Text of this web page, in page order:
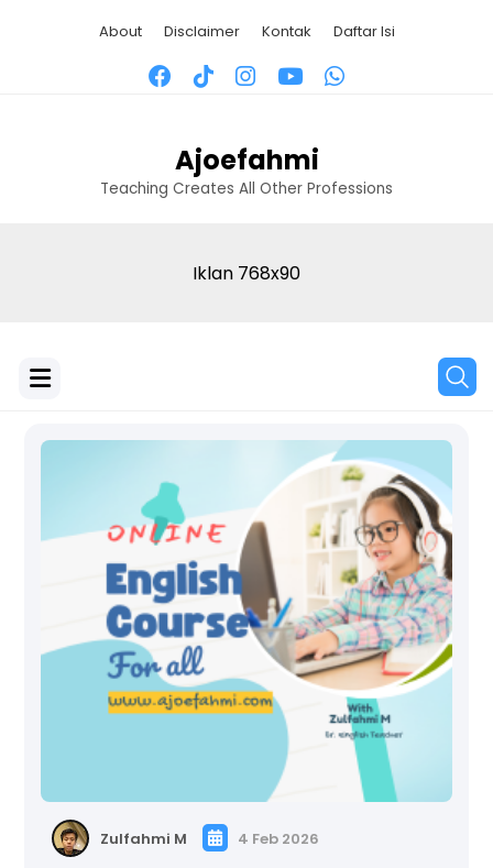
About Disclaimer Kontak Daftar Isi
Ajoefahmi
Teaching Creates All Other Professions
Iklan 768x90
Zulfahmi M 4 Feb 2026